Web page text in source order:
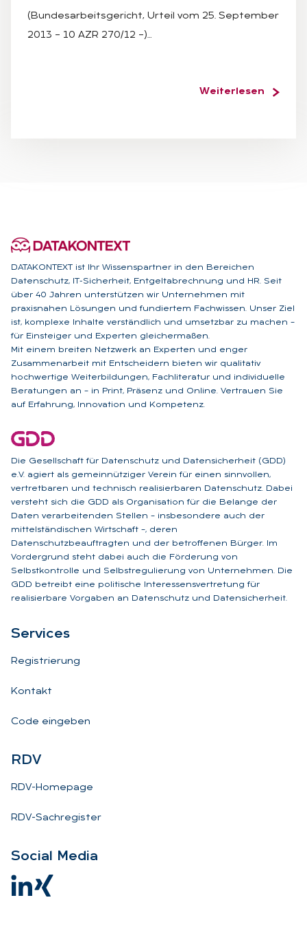
(Bundesarbeitsgericht, Urteil vom 25. September
2013 – 10 AZR 270/12 –)…
Weiterlesen
DATAKONTEXT ist Ihr Wissenspartner in den Bereichen
Datenschutz, IT-Sicherheit, Entgeltabrechnung und HR. Seit
über 40 Jahren unterstützen wir Unternehmen mit
praxisnahen Lösungen und fundiertem Fachwissen. Unser Ziel
ist, komplexe Inhalte verständlich und umsetzbar zu machen –
für Einsteiger und Experten gleichermaßen.
Mit einem breiten Netzwerk an Experten und enger
Zusammenarbeit mit Entscheidern bieten wir qualitativ
hochwertige Weiterbildungen, Fachliteratur und individuelle
Beratungen an – in Print, Präsenz und Online. Vertrauen Sie
auf Erfahrung, Innovation und Kompetenz.
Die Gesellschaft für Datenschutz und Datensicherheit (GDD)
e.V. agiert als gemeinnütziger Verein für einen sinnvollen,
vertretbaren und technisch realisierbaren Datenschutz. Dabei
versteht sich die GDD als Organisation für die Belange der
Daten verarbeitenden Stellen – insbesondere auch der
mittelständischen Wirtschaft –, deren
Datenschutzbeauftragten und der betroffenen Bürger. Im
Vordergrund steht dabei auch die Förderung von
Selbstkontrolle und Selbstregulierung von Unternehmen. Die
GDD betreibt eine politische Interessensvertretung für
realisierbare Vorgaben an Datenschutz und Datensicherheit.
Ser­vices
Registrierung
Kontakt
Code eingeben
RDV
RDV-Homepage
RDV-Sachregister
So­ci­al Me­dia